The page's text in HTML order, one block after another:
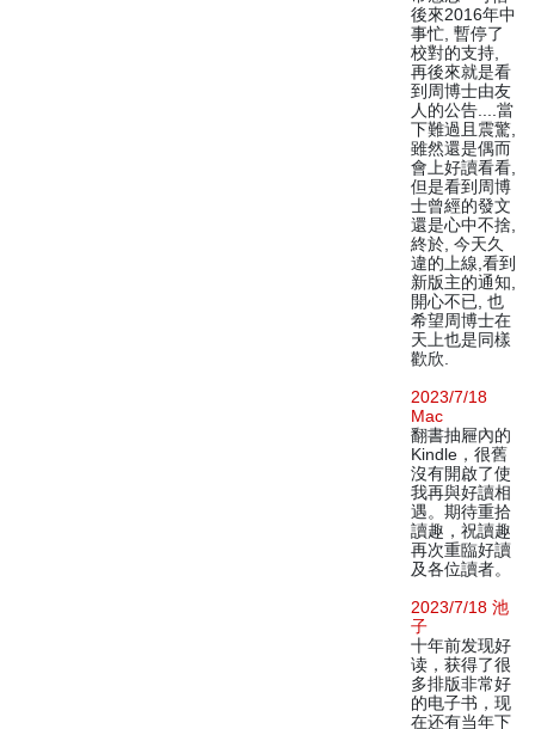
後來2016年中
事忙, 暫停了
校對的支持,
再後來就是看
到周博士由友
人的公告....當
下難過且震驚,
雖然還是偶而
會上好讀看看,
但是看到周博
士曾經的發文
還是心中不捨,
終於, 今天久
違的上線,看到
新版主的通知,
開心不已, 也
希望周博士在
天上也是同樣
歡欣.
2023/7/18
Mac
翻書抽屜內的
Kindle，很舊
沒有開啟了使
我再與好讀相
遇。期待重拾
讀趣，祝讀趣
再次重臨好讀
及各位讀者。
2023/7/18 池
子
十年前发现好
读，获得了很
多排版非常好
的电子书，现
在还有当年下